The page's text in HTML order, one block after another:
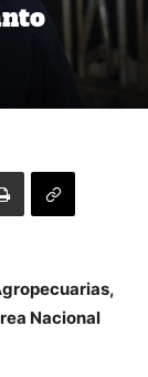
Nacional